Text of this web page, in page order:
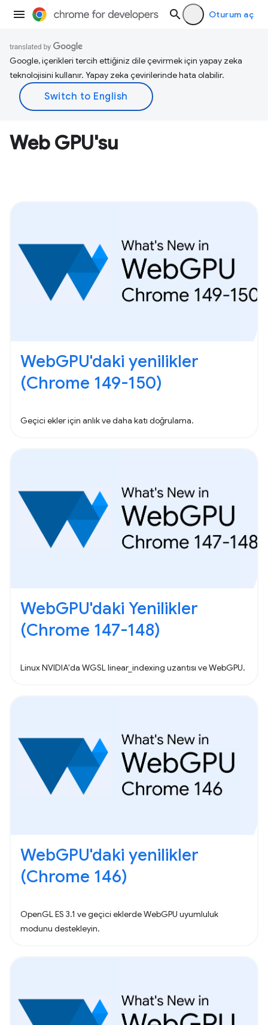
Oturum aç
Google, içerikleri tercih ettiğiniz dile çevirmek için yapay zeka
teknolojisini kullanır. Yapay zeka çevirilerinde hata olabilir.
Web GPU'su
WebGPU'daki yenilikler
(Chrome 149-150)
Geçici ekler için anlık ve daha katı doğrulama.
WebGPU'daki Yenilikler
(Chrome 147-148)
Linux NVIDIA'da WGSL linear_indexing uzantısı ve WebGPU.
WebGPU'daki yenilikler
(Chrome 146)
OpenGL ES 3.1 ve geçici eklerde WebGPU uyumluluk
modunu destekleyin.